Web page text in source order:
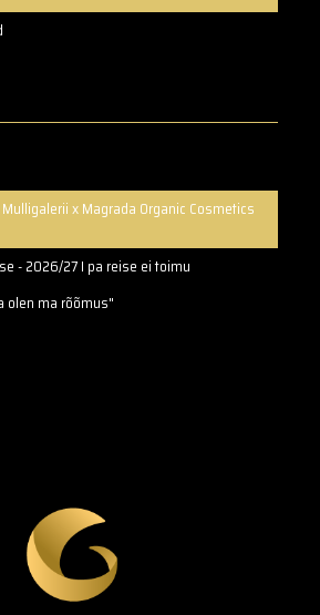
x Magrada Organic Cosmetics
- 2026/27 I pa reise ei toimu
olen ma rõõmus"